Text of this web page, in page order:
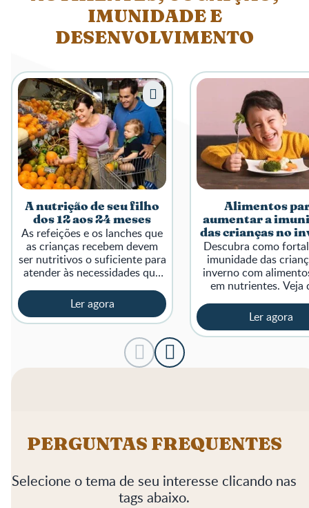
IMUNIDADE E
DESENVOLVIMENTO
A nutrição de seu filho
dos 12 aos 24 meses
As refeições e os lanches que
as crianças recebem devem
ser nutritivos o suficiente para
atender às necessidades que
exige.
Ler agora
Alimentos
aumentar a
das crianças no
Descubra como
imunidade das
inverno com
em nutrientes. Veja
refeições!
Ler agora
PERGUNTAS FREQUENTES
Selecione o tema de seu interesse clicando nas
tags abaixo.